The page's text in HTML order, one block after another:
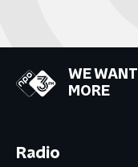
WE WANT
MORE
Radio